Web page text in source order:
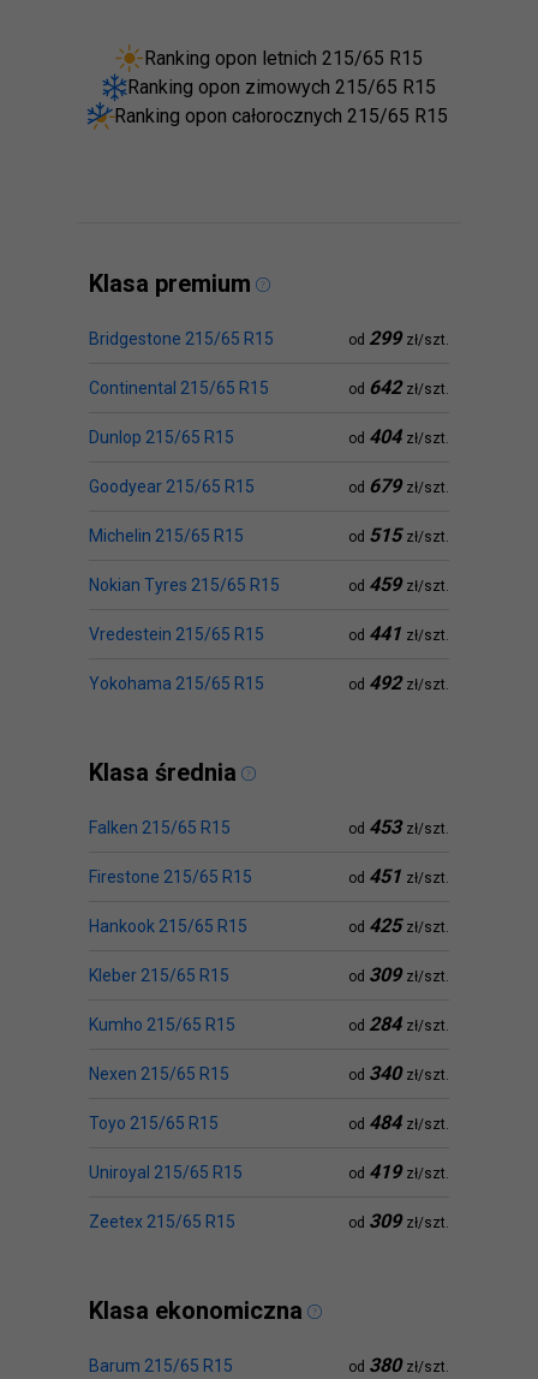
Ranking opon letnich 215/65 R15
Ranking opon zimowych 215/65 R15
Ranking opon całorocznych 215/65 R15
Klasa premium
Bridgestone 215/65 R15 od 299 zł/szt.
Continental 215/65 R15 od 642 zł/szt.
Dunlop 215/65 R15 od 404 zł/szt.
Goodyear 215/65 R15 od 679 zł/szt.
Michelin 215/65 R15 od 515 zł/szt.
Nokian Tyres 215/65 R15 od 459 zł/szt.
Vredestein 215/65 R15 od 441 zł/szt.
Yokohama 215/65 R15 od 492 zł/szt.
Klasa średnia
Falken 215/65 R15 od 453 zł/szt.
Firestone 215/65 R15 od 451 zł/szt.
Hankook 215/65 R15 od 425 zł/szt.
Kleber 215/65 R15 od 309 zł/szt.
Kumho 215/65 R15 od 284 zł/szt.
Nexen 215/65 R15 od 340 zł/szt.
Toyo 215/65 R15 od 484 zł/szt.
Uniroyal 215/65 R15 od 419 zł/szt.
Zeetex 215/65 R15 od 309 zł/szt.
Klasa ekonomiczna
Barum 215/65 R15 od 380 zł/szt.